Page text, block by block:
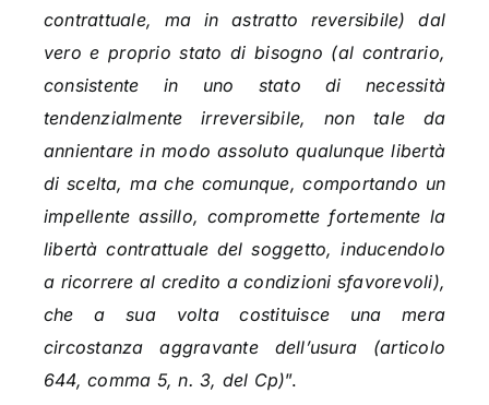
contrattuale, ma in astratto reversibile) dal
vero e proprio stato di bisogno (al contrario,
consistente in uno stato di necessità
tendenzialmente irreversibile, non tale da
annientare in modo assoluto qualunque libertà
di scelta, ma che comunque, comportando un
impellente assillo, compromette fortemente la
libertà contrattuale del soggetto, inducendolo
a ricorrere al credito a condizioni sfavorevoli),
che a sua volta costituisce una mera
circostanza aggravante dell’usura (articolo
644, comma 5, n. 3, del Cp)”.